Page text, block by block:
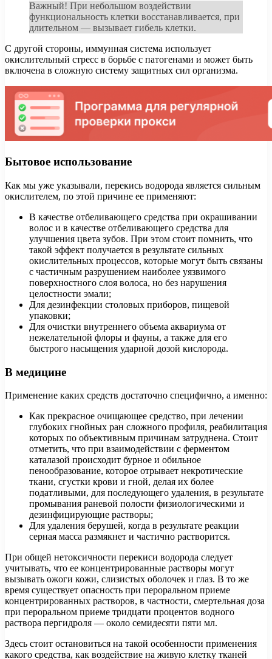
Важный! При небольшом воздействии
функциональность клетки восстанавливается, при
длительном — вызывает гибель клетки.
С другой стороны, иммунная система использует
окислительный стресс в борьбе с патогенами и может быть
включена в сложную систему защитных сил организма.
Бытовое использование
Как мы уже указывали, перекись водорода является сильным
окислителем, по этой причине ее применяют:
В качестве отбеливающего средства при окрашивании
волос и в качестве отбеливающего средства для
улучшения цвета зубов. При этом стоит помнить, что
такой эффект получается в результате сильных
окислительных процессов, которые могут быть связаны
с частичным разрушением наиболее уязвимого
поверхностного слоя волоса, но без нарушения
целостности эмали;
Для дезинфекции столовых приборов, пищевой
упаковки;
Для очистки внутреннего объема аквариума от
нежелательной флоры и фауны, а также для его
быстрого насыщения ударной дозой кислорода.
В медицине
Применение каких средств достаточно специфично, а именно:
Как прекрасное очищающее средство, при лечении
глубоких гнойных ран сложного профиля, реабилитация
которых по объективным причинам затруднена. Стоит
отметить, что при взаимодействии с ферментом
каталазой происходит бурное и обильное
пенообразование, которое отрывает некротические
ткани, сгустки крови и гной, делая их более
податливыми, для последующего удаления, в результате
промывания раневой полости физиологическими и
дезинфицирующие растворы;
Для удаления берушей, когда в результате реакции
серная масса размякнет и частично растворится.
При общей нетоксичности перекиси водорода следует
учитывать, что ее концентрированные растворы могут
вызывать ожоги кожи, слизистых оболочек и глаз. В то же
время существует опасность при пероральном приеме
концентрированных растворов, в частности, смертельная доза
при пероральном приеме тридцати процентов водного
раствора пергидроля — около семидесяти пяти мл.
Здесь стоит остановиться на такой особенности применения
какого средства, как воздействие на живую клетку тканей